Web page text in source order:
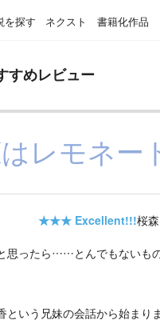
を探す ネクスト 書籍化作品
すめレビュー
レモネー
★★★ Excellent!!!桜
思ったら……とんでもないも
いう兄妹の会話から始まりま